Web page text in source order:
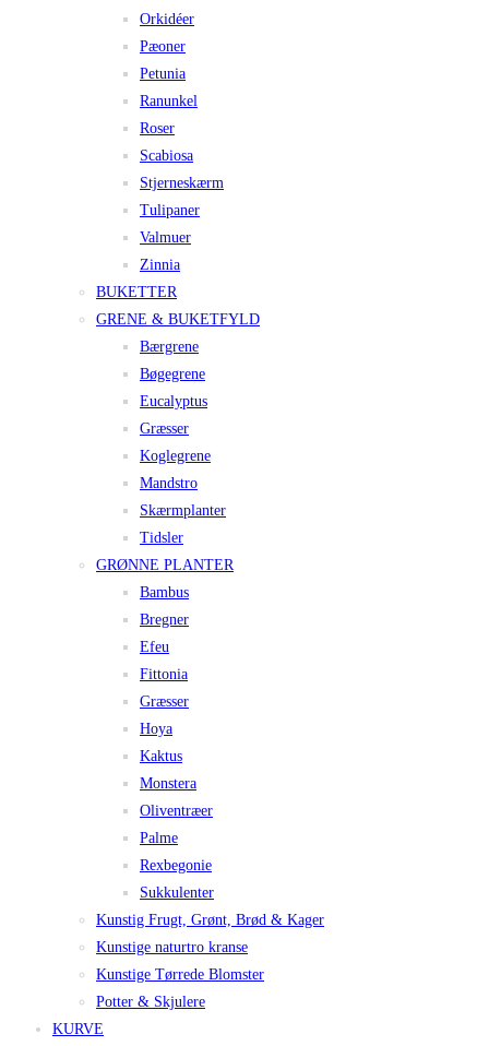
Orkidéer
Pæoner
Petunia
Ranunkel
Roser
Scabiosa
Stjerneskærm
Tulipaner
Valmuer
Zinnia
BUKETTER
GRENE & BUKETFYLD
Bærgrene
Bøgegrene
Eucalyptus
Græsser
Koglegrene
Mandstro
Skærmplanter
Tidsler
GRØNNE PLANTER
Bambus
Bregner
Efeu
Fittonia
Græsser
Hoya
Kaktus
Monstera
Oliventræer
Palme
Rexbegonie
Sukkulenter
Kunstig Frugt, Grønt, Brød & Kager
Kunstige naturtro kranse
Kunstige Tørrede Blomster
Potter & Skjulere
KURVE